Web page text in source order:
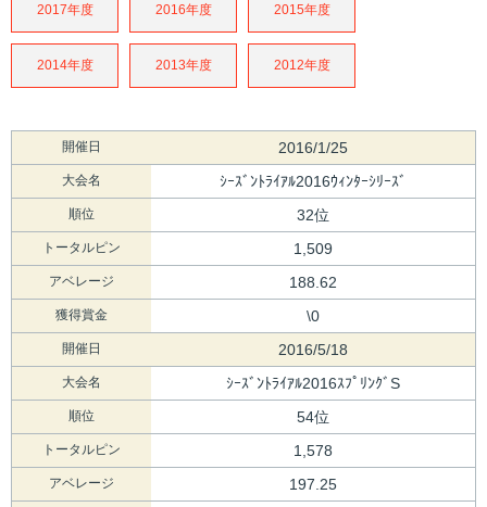
2017年度 2016年度 2015年度
2014年度 2013年度 2012年度
開催日 2016/1/25
大会名 ｼｰｽﾞﾝﾄﾗｲｱﾙ2016ｳｨﾝﾀｰｼﾘｰｽﾞ
順位 32位
トータルピン 1,509
アベレージ 188.62
獲得賞金 \0
開催日 2016/5/18
大会名 ｼｰｽﾞﾝﾄﾗｲｱﾙ2016ｽﾌﾟﾘﾝｸﾞS
順位 54位
トータルピン 1,578
アベレージ 197.25